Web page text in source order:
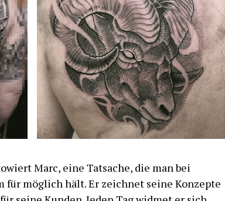
Marc, eine Tatsache, die man bei
für möglich hält. Er zeichnet seine Konzepte